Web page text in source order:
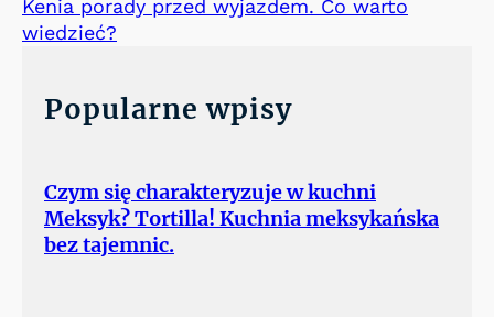
Kenia porady przed wyjazdem. Co warto
wiedzieć?
Popularne wpisy
Czym się charakteryzuje w kuchni
Meksyk? Tortilla! Kuchnia meksykańska
bez tajemnic.